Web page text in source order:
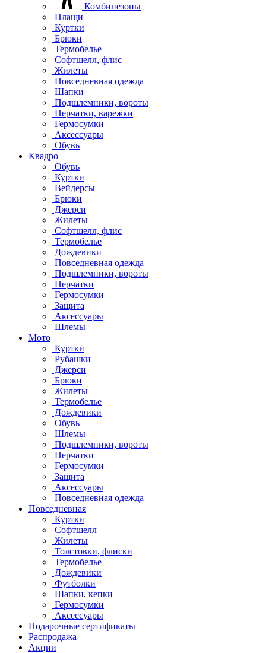
Комбинезоны
Плащи
Куртки
Брюки
Термобелье
Софтшелл, флис
Жилеты
Повседневная одежда
Шапки
Подшлемники, вороты
Перчатки, варежки
Гермосумки
Аксессуары
Обувь
Квадро
Обувь
Куртки
Вейдерсы
Брюки
Джерси
Жилеты
Софтшелл, флис
Термобелье
Дождевики
Повседневная одежда
Подшлемники, вороты
Перчатки
Гермосумки
Защита
Аксессуары
Шлемы
Мото
Куртки
Рубашки
Джерси
Брюки
Жилеты
Термобелье
Дождевики
Обувь
Шлемы
Подшлемники, вороты
Перчатки
Гермосумки
Защита
Аксессуары
Повседневная одежда
Повседневная
Куртки
Софтшелл
Жилеты
Толстовки, флиски
Термобелье
Дождевики
Футболки
Шапки, кепки
Гермосумки
Аксессуары
Подарочные сертификаты
Распродажа
Акции